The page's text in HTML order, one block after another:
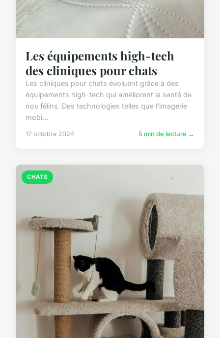
Les équipements high-tech
des cliniques pour chats
Les cliniques pour chats évoluent grâce à des
équipements high-tech qui améliorent la santé de
nos félins. Des technologies telles que l'imagerie
mobi...
17 octobre 2024 5 min de lecture →
CHATS